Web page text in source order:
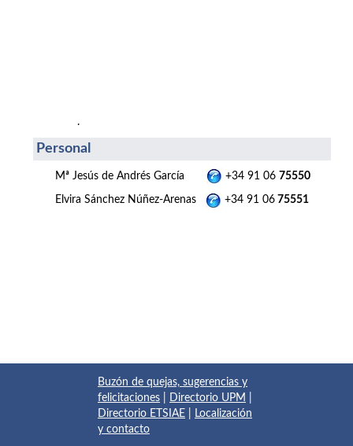
.
Personal
Mª Jesús de Andrés García +34 91 06 75550
Elvira Sánchez Núñez-Arenas +34 91 06 75551
Buzón de quejas, sugerencias y
felicitaciones
Directorio UPM
Directorio ETSIAE
Localización
y contacto